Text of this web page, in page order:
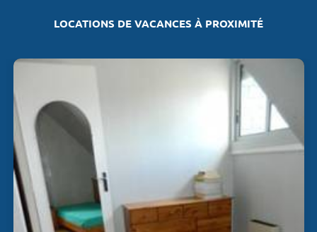
LOCATIONS DE VACANCES À PROXIMITÉ